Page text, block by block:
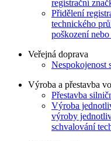
registrační
Přidělení
technického
poškození
Veřejná doprava
Nespokojenost
Výroba a přestavba
Přestavba
Výroba
výroby
schvalování